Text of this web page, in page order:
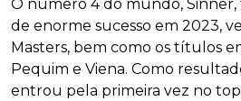
O número 4 do mundo,
de enorme sucesso em 2023,
Masters, bem como os títulos
Pequim e Viena. Como
entrou pela primeira vez no